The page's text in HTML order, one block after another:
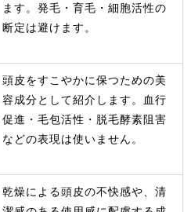
ます。発毛・育毛・細胞活性の
断定は避けます。
頭皮をすこやかに保つための美
容成分として紹介します。血行
促進・毛包活性・脱毛酵素阻害
などの表現は使いません。
乾燥による頭皮の不快感や、清